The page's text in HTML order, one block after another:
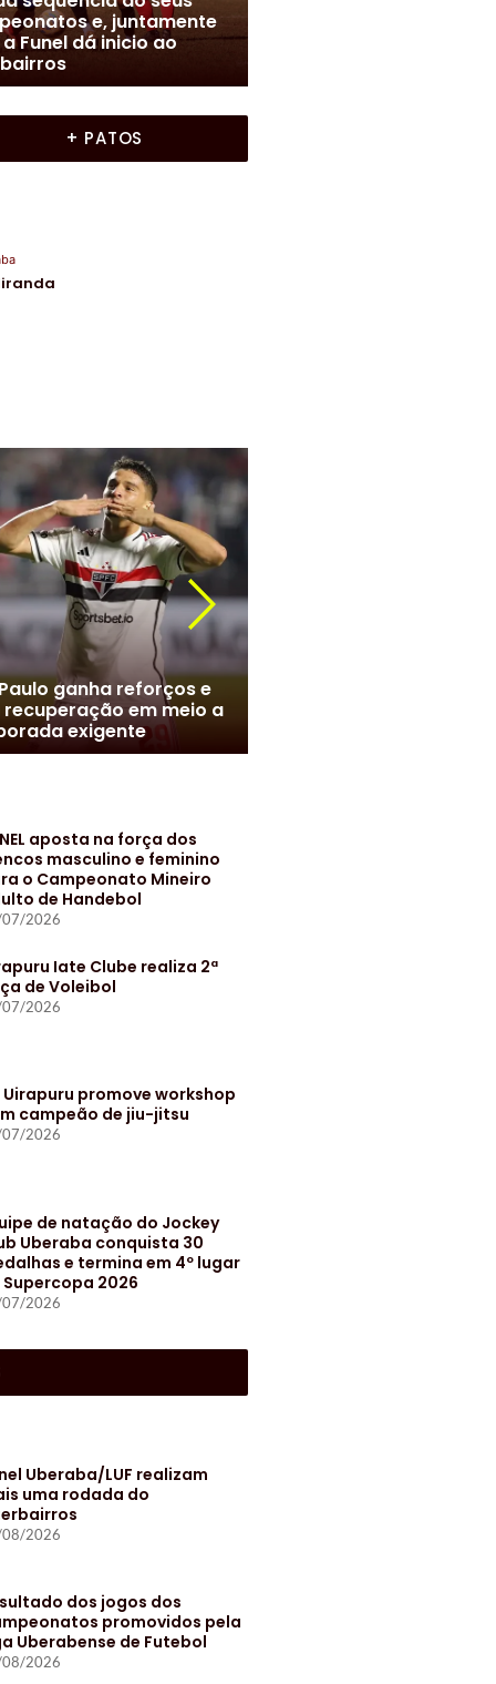
Uberaba/LUF realizam
uma rodada do
+ PATOS
chega ao Brasil e
monta esquema
evitar exposição
aposta na força dos
masculino e feminino
o Campeonato Mineiro
de Handebol
2026
Iate Clube realiza 2ª
de Voleibol
2026
Uirapuru promove workshop
campeão de jiu-jitsu
2026
de natação do Jockey
Uberaba conquista 30
e termina em 4º lugar
Supercopa 2026
2026
Uberaba/LUF realizam
uma rodada do
2026
dos jogos dos
promovidos pela
Uberabense de Futebol
2026